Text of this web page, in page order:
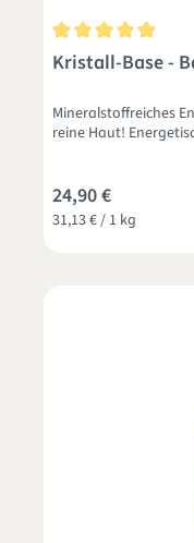
Durchschnittliche
Kristall-Base -
Mineralstoffreiches
reine Haut!
31,13 € / 1 kg
24,90 €